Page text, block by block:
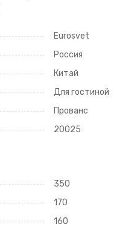
Eurosvet
Россия
Китай
Для гостиной
Прованс
20025
350
170
160